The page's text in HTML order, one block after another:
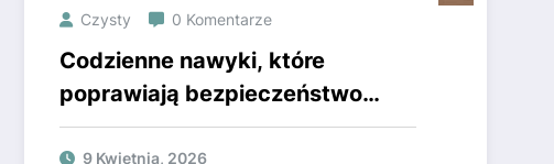
Czysty 0 Komentarze
Codzienne nawyki, które
poprawiają bezpieczeństwo
domu
9 Kwietnia, 2026